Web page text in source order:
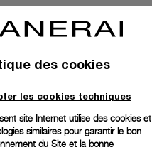
des cookies
les cookies techniques
site Internet utilise des cookies et
similaires pour garantir le bon
du Site et la bonne